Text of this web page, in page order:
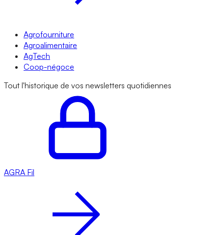
Agrofourniture
Agroalimentaire
AgTech
Coop-négoce
Tout l'historique de vos newsletters quotidiennes
AGRA Fil